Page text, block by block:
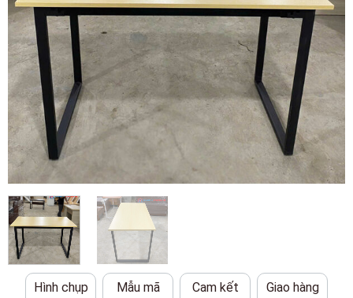
Hình chụp
Mẫu mã
Cam kết
Giao hàng